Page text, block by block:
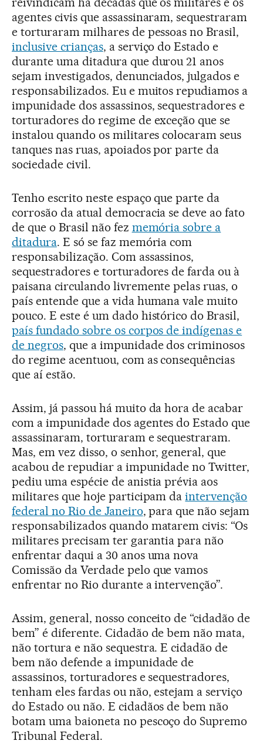
agentes civis que assassinaram, sequestraram
e torturaram milhares de pessoas no Brasil,
inclusive crianças, a serviço do Estado e
durante uma ditadura que durou 21 anos
sejam investigados, denunciados, julgados e
responsabilizados. Eu e muitos repudiamos a
impunidade dos assassinos, sequestradores e
torturadores do regime de exceção que se
instalou quando os militares colocaram seus
tanques nas ruas, apoiados por parte da
sociedade civil.
Tenho escrito neste espaço que parte da
corrosão da atual democracia se deve ao fato
de que o Brasil não fez memória sobre a
ditadura. E só se faz memória com
responsabilização. Com assassinos,
sequestradores e torturadores de farda ou à
paisana circulando livremente pelas ruas, o
país entende que a vida humana vale muito
pouco. E este é um dado histórico do Brasil,
país fundado sobre os corpos de indígenas e
de negros, que a impunidade dos criminosos
do regime acentuou, com as consequências
que aí estão.
Assim, já passou há muito da hora de acabar
com a impunidade dos agentes do Estado que
assassinaram, torturaram e sequestraram.
Mas, em vez disso, o senhor, general, que
acabou de repudiar a impunidade no Twitter,
pediu uma espécie de anistia prévia aos
militares que hoje participam daintervenção
federal no Rio de Janeiro, para que não sejam
responsabilizados quando matarem civis: “Os
militares precisam ter garantia para não
enfrentar daqui a 30 anos uma nova
Comissão da Verdade pelo que vamos
enfrentar no Rio durante a intervenção”.
Assim, general, nosso conceito de “cidadão de
bem” é diferente. Cidadão de bem não mata,
não tortura e não sequestra. E cidadão de
bem não defende a impunidade de
assassinos, torturadores e sequestradores,
tenham eles fardas ou não, estejam a serviço
do Estado ou não. E cidadãos de bem não
botam uma baioneta no pescoço do Supremo
Tribunal Federal.